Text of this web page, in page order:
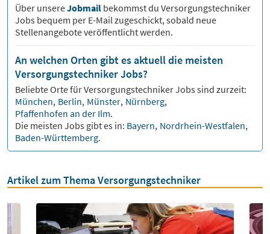
Über unsereJobmail bekommst du Versorgungstechniker
Jobs bequem per E-Mail zugeschickt, sobald neue
Stellenangebote veröffentlicht werden.
An welchen Orten gibt es aktuell die meisten
Versorgungstechniker Jobs?
Beliebte Orte fürVersorgungstechnikerJobs sind zurzeit:
München, Berlin, Münster, Nürnberg,
Pfaffenhofen an der Ilm.
Die meisten Jobs gibt es in: Bayern, Nordrhein-Westfalen,
Baden-Württemberg.
Artikel zum Thema Versorgungstechniker